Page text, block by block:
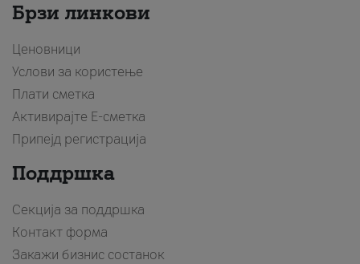
Брзи линкови
Ценовници
Услови за користење
Плати сметка
Активирајте Е-сметка
Припејд регистрација
Поддршка
Секција за поддршка
Контакт форма
Закажи бизнис состанок